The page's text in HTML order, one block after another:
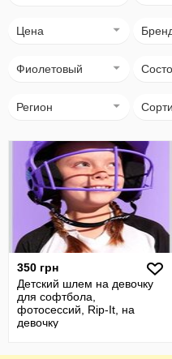
Цена
Фиолетовый
Регион
350 грн
Детский шлем на девочку
для софтбола,
фотосессий, Rip-It, на
девочку